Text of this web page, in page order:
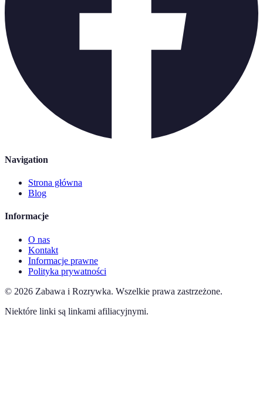
Navigation
Strona główna
Blog
Informacje
O nas
Kontakt
Informacje prawne
Polityka prywatności
© 2026 Zabawa i Rozrywka. Wszelkie prawa zastrzeżone.
Niektóre linki są linkami afiliacyjnymi.